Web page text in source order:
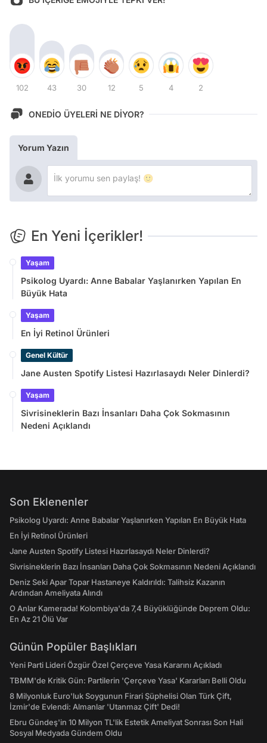
102 43 30 12 5 4 2
ONEDİO ÜYELERİ NE DİYOR?
Yorum Yazın
En Yeni İçerikler!
Yaşam
Psikolog Uyardı: Anne Babalar Yaşlanırken Yapılan En
Büyük Hata
Yaşam
En İyi Retinol Ürünleri
Genel Kültür
Jane Austen Spotify Listesi Hazırlasaydı Neler Dinlerdi?
Yaşam
Sivrisineklerin Bazı İnsanları Daha Çok Sokmasının
Nedeni Açıklandı
Son Eklenenler
Psikolog Uyardı: Anne Babalar Yaşlanırken Yapılan En Büyük Hata
En İyi Retinol Ürünleri
Jane Austen Spotify Listesi Hazırlasaydı Neler Dinlerdi?
Sivrisineklerin Bazı İnsanları Daha Çok Sokmasının Nedeni Açıklandı
Deniz Seki Apar Topar Hastaneye Kaldırıldı: Talihsiz Kazanın
Ardından Ameliyata Alındı
O Anlar Kamerada! Kolombiya'da 7,4 Büyüklüğünde Deprem Oldu:
En Az 21 Ölü Var
Günün Popüler Başlıkları
Yeni Parti Lideri Özgür Özel Çerçeve Yasa Kararını Açıkladı
TBMM'de Kritik Gün: Partilerin 'Çerçeve Yasa' Kararları Belli Oldu
8 Milyonluk Euro'luk Soygunun Firari Şüphelisi Olan Türk Çift,
İzmir'de Evlendi: Almanlar 'Utanmaz Çift' Dedi!
Ebru Gündeş'in 10 Milyon TL'lik Estetik Ameliyat Sonrası Son Hali
Sosyal Medyada Gündem Oldu